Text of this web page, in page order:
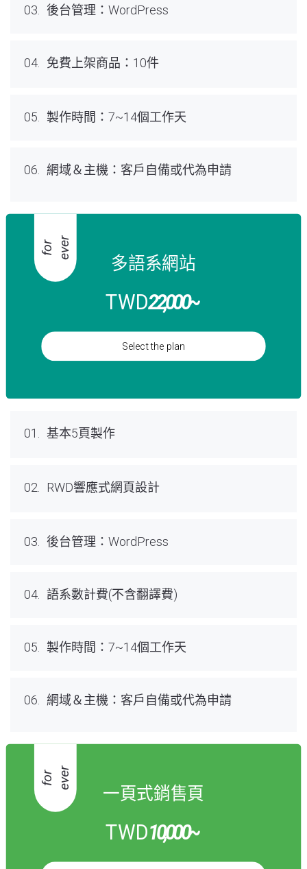
03. 後台管理：WordPress
04. 免費上架商品：10件
05. 製作時間：7~14個工作天
06. 網域＆主機：客戶自備或代為申請
多語系網站
TWD22,000~
Select the plan
f
o
r
e
v
e r
01. 基本5頁製作
02. RWD響應式網頁設計
03. 後台管理：WordPress
04. 語系數計費(不含翻譯費)
05. 製作時間：7~14個工作天
06. 網域＆主機：客戶自備或代為申請
一頁式銷售頁
TWD10,000~
f
o
r
e
v
e r